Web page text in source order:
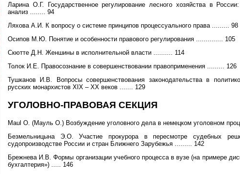
Ларина О.Г. Государственное регулирование лесного хозяйства в России:
анализ ........ 94
Ляхова А.И. К вопросу о системе принципов процессуального права ......... 98
Осипов М.Ю. Понятие и особенности правового регулирования .............. 105
Скютте Д.Н. Женшины в исполнительной власти .......... 114
Толок И.Е. Правосознание в совершенствовании правоприменения ......... 126
Тушканов И.В. Вопросы совершенствования законодательства в
русских монархистов XIX – ХХ веков ....... 129
УГОЛОВНО-ПРАВОВАЯ СЕКЦИЯ
Maul O. (Мауль О.) Возбуждение уголовного дела в немецком уголовном
Безмельницына Э.О. Участие прокурора в пересмотре судебных
судопроизводстве России и стран Ближнего Зарубежья ......... 142
Брежнева И.В. Формы организации учебного процесса в вузе (на примере
бухгалтерия») ..... 146